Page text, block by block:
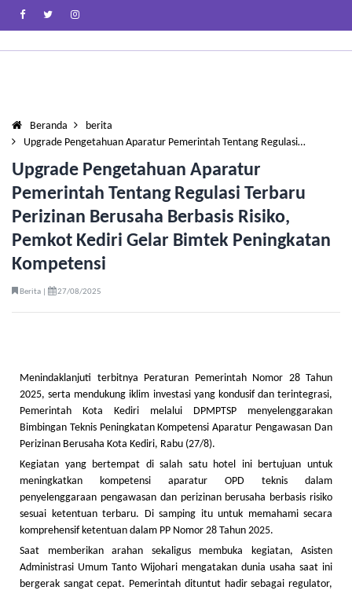
Beranda
berita
Upgrade Pengetahuan Aparatur Pemerintah Tentang Regulasi…
Upgrade Pengetahuan Aparatur
Pemerintah Tentang Regulasi Terbaru
Perizinan Berusaha Berbasis Risiko,
Pemkot Kediri Gelar Bimtek Peningkatan
Kompetensi
Berita | 27/08/2025
Menindaklanjuti terbitnya Peraturan Pemerintah Nomor 28 Tahun
2025, serta mendukung iklim investasi yang kondusif dan terintegrasi,
Pemerintah Kota Kediri melalui DPMPTSP menyelenggarakan
Bimbingan Teknis Peningkatan Kompetensi Aparatur Pengawasan Dan
Perizinan Berusaha Kota Kediri, Rabu (27/8).
Kegiatan yang bertempat di salah satu hotel ini bertujuan untuk
meningkatkan kompetensi aparatur OPD teknis dalam
penyelenggaraan pengawasan dan perizinan berusaha berbasis risiko
sesuai ketentuan terbaru. Di samping itu untuk memahami secara
komprehensif ketentuan dalam PP Nomor 28 Tahun 2025.
Saat memberikan arahan sekaligus membuka kegiatan, Asisten
Administrasi Umum Tanto Wijohari mengatakan dunia usaha saat ini
bergerak sangat cepat. Pemerintah dituntut hadir sebagai regulator,